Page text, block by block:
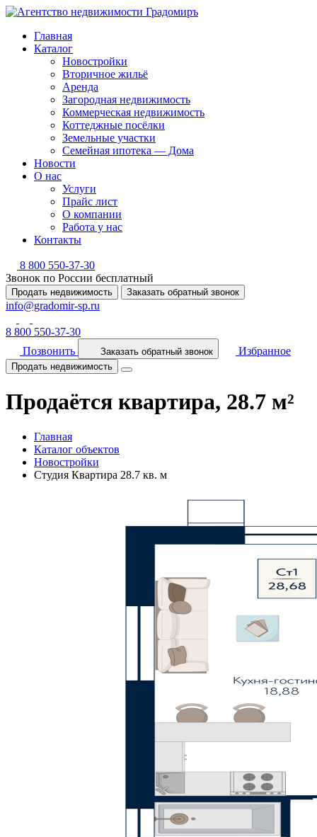
Главная
Каталог
Новостройки
Вторичное жильё
Аренда
Загородная недвижимость
Коммерческая недвижимость
Коттеджные посёлки
Земельные участки
Семейная ипотека — Дома
Новости
О нас
Услуги
Прайс лист
О компании
Работа у нас
Контакты
8 800 550-37-30
Звонок по России бесплатный
Продать недвижимость Заказать обратный звонок
info@gradomir-sp.ru
8 800 550-37-30
Позвонить
Заказать обратный звонок Избранное
Продать недвижимость
Продаётся квартира, 28.7 м²
Главная
Каталог объектов
Новостройки
Студия Квартира 28.7 кв. м